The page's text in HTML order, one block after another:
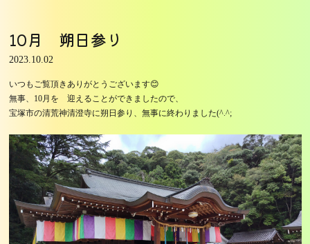
10月 朔日参り
2023.10.02
いつもご覧頂きありがとうございます😊
無事、10月を゙迎えることができましたので、
宝塚市の清荒神清澄寺に朔日参り、無事に終わりました(^.^;